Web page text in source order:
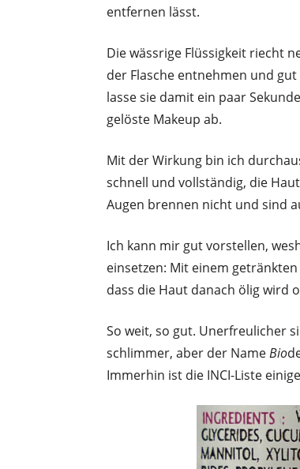
entfernen lässt.
Die wässrige Flüssigkeit riecht
der Flasche entnehmen und
lasse sie damit ein paar
gelöste Makeup ab.
Mit der Wirkung bin ich
schnell und vollständig, die
Augen brennen nicht und sind
Ich kann mir gut vorstellen,
einsetzen: Mit einem
dass die Haut danach ölig wird
So weit, so gut. Unerfreulicher
schlimmer, aber der NameBio
Immerhin ist die INCI-Liste